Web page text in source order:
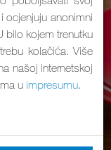
ocjenjuju anonimni
bilo kojem trenutku
kolačića. Više
našoj internetskoj
u impresumu.